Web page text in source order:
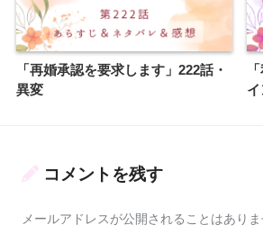
「再婚承認を要求します」222話・
異変
コメントを残す
メールアドレスが公開されることはありま